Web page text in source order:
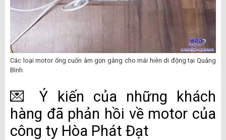
Các loại motor ống cuốn âm gọn gàng cho mái hiên di động tại Quảng
Bình
💌 Ý kiến của những khách
hàng đã phản hồi về motor của
công ty Hòa Phát Đạt